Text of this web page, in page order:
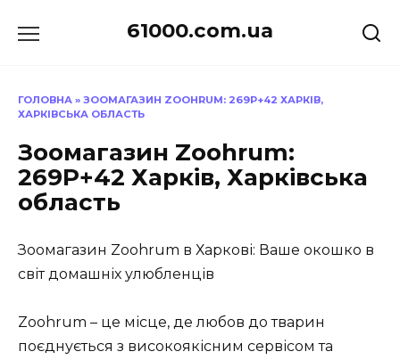
до
61000.com.ua
ГОЛОВНА » ЗООМАГАЗИН ZOOHRUM: 269P+42 ХАРКІВ,
ХАРКІВСЬКА ОБЛАСТЬ
Зоомагазин Zoohrum:
269P+42 Харків, Харківська
область
Зоомагазин Zoohrum в Харкові: Ваше окошко в
світ домашніх улюбленців
Zoohrum – це місце, де любов до тварин
поєднується з високоякісним сервісом та